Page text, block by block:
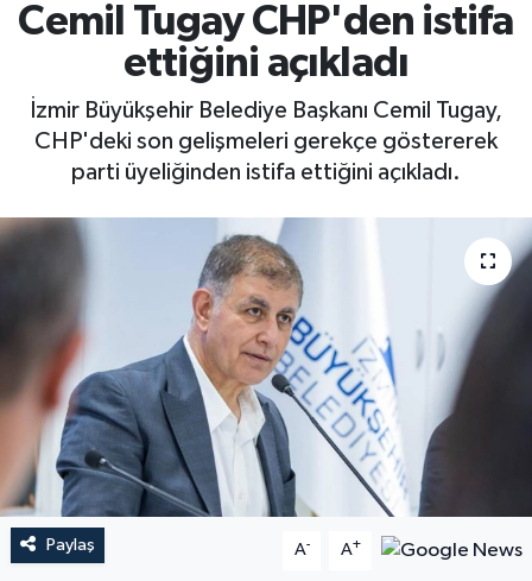
Cemil Tugay CHP'den istifa
ettiğini açıkladı
İzmir Büyükşehir Belediye Başkanı Cemil Tugay,
CHP'deki son gelişmeleri gerekçe göstererek
parti üyeliğinden istifa ettiğini açıkladı.
Paylaş A- A+